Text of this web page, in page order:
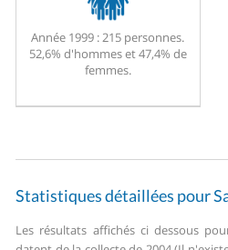
Année 1999 :215 personnes.
52,6% d'hommes et 47,4% de
femmes.
Statistiques détaillées pour
Les résultats affichés ci dessous